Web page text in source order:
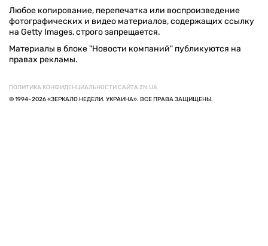
Любое копирование, перепечатка или воспроизведение
фотографических и видео материалов, содержащих ссылку
на Getty Images, строго запрещается.
Материалы в блоке "Новости компаний" публикуются на
правах рекламы.
ПОЛИТИКА КОНФИДЕНЦИАЛЬНОСТИ САЙТА ZN.UA
© 1994–2026 «ЗЕРКАЛО НЕДЕЛИ. УКРАИНА». ВСЕ ПРАВА ЗАЩИЩЕНЫ.